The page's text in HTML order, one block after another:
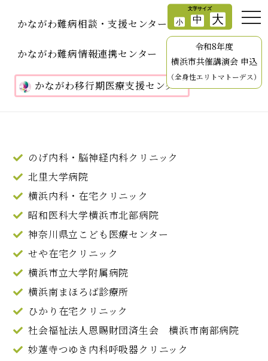
かながわ難病相談・支援センター
かながわ難病情報連携センター
かながわ移行期医療支援センター
令和8年度
横浜市共催講演会 申込
（全身性エリトマトーデス）
のげ内科・脳神経内科クリニック
北里大学病院
横浜内科・在宅クリニック
昭和医科大学横浜市北部病院
神奈川県立こども医療センター
せや在宅クリニック
横浜市立大学附属病院
横浜南まほろば診療所
ひかり在宅クリニック
社会福祉法人恩賜財団済生会 横浜市南部病院
妙蓮寺つゆき内科呼吸器クリニック